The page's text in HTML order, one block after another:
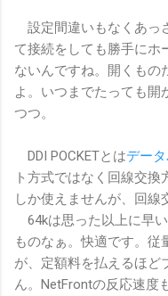
設定間違いもなくあっ
て接続をしても勝手にホ
ないんですね。開くもの
よ。いつまでたっても開
つつ。
DDI POCKETとはデー
ト方式ではなく回線交換
しか使えませんが、回線
64kは思った以上に早
ものなぁ。快適です。
が、定額料を払えるほど
ん。NetFrontの反応速度